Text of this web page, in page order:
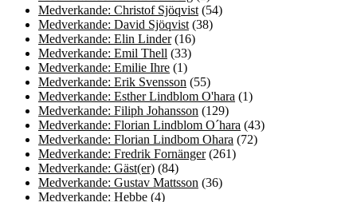
Medverkande: Christof Sjöqvist (54)
Medverkande: David Sjöqvist (38)
Medverkande: Elin Linder(16)
Medverkande: Emil Thell (33)
Medverkande: Emilie Ihre (1)
Medverkande: Erik Svensson (55)
Medverkande: Esther Lindblom O'hara (1)
Medverkande: Filiph Johansson (129)
Medverkande: Florian Lindblom O´hara (43)
Medverkande: Florian Lindbom Ohara (72)
Medverkande: Fredrik Fornänger(261)
Medverkande: Gäst(er) (84)
Medverkande: Gustav Mattsson (36)
Medverkande: Hebbe (4)